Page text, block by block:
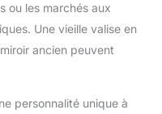
ou les marchés aux
Une vieille valise en
ancien peuvent
personnalité unique à